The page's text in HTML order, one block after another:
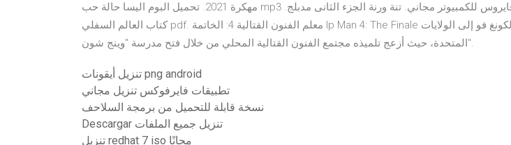
مهكرة 2021. تحميل البوم اليسا حالة حب mp3 مضغوط. انتي فايروس للكمبيوتر مجاني. تنة ورنة الجزء الثانى مدبلج.
كتاب العالم السفلي pdf. معلم الفنون القتالية 4: الخاتمة Ip Man 4: The Finale يسافر معلم الكونغ فو إلى الولايات
المتحدة، حيث أزعج تلميذه مجتمع الفنون القتالية المحلي من خلال فتح مدرسة "وينج شون".
تنزيل أيقونات png android
تطبيقات فايرفوكس تنزيل مجاني
نسخة قابلة للتحميل من برمجة السلاحف
Descargar تنزيل جميع الملفات
تنزيل redhat 7 iso مجانًا